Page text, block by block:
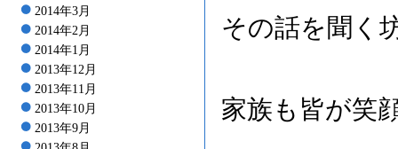
2014年3月
2014年2月
2014年1月
2013年12月
2013年11月
2013年10月
2013年9月
その話を聞く
家族も皆が笑